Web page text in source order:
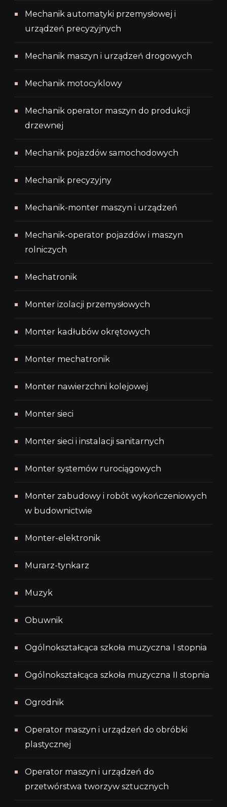
Mechanik automatyki przemysłowej i
urządzeń precyzyjnych
Mechanik maszyn i urządzeń drogowych
Mechanik motocyklowy
Mechanik operator maszyn do produkcji
drzewnej
Mechanik pojazdów samochodowych
Mechanik precyzyjny
Mechanik-monter maszyn i urządzeń
Mechanik-operator pojazdów i maszyn
rolniczych
Mechatronik
Monter izolacji przemysłowych
Monter kadłubów okrętowych
Monter mechatronik
Monter nawierzchni kolejowej
Monter sieci
Monter sieci i instalacji sanitarnych
Monter systemów rurociągowych
Monter zabudowy i robót wykończeniowych
w budownictwie
Monter-elektronik
Murarz-tynkarz
Muzyk
Obuwnik
Ogólnokształcąca szkoła muzyczna I stopnia
Ogólnokształcąca szkoła muzyczna II stopnia
Ogrodnik
Operator maszyn i urządzeń do obróbki
plastycznej
Operator maszyn i urządzeń do
przetwórstwa tworzyw sztucznych